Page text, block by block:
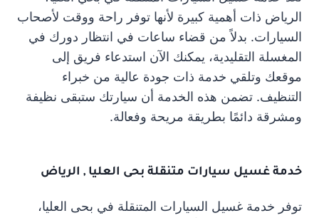
الرياض ذات أهمية كبيرة لأنها توفر راحة ووقت لأصحاب
السيارات. بدلاً من قضاء ساعات في انتظار دورك في
المغسلة التقليدية، يمكنك الآن استدعاء فريق إلى
موقعك وتلقي خدمة ذات جودة عالية من خبراء
التنظيف. تضمن هذه الخدمة أن سيارتك ستبقى نظيفة
ومشرقة دائمًا بطريقة مريحة وفعالة.
خدمة غسيل سيارات متنقلة بحى العليا , الرياض
توفر خدمة غسيل السيارات المتنقلة في بحى العليا،